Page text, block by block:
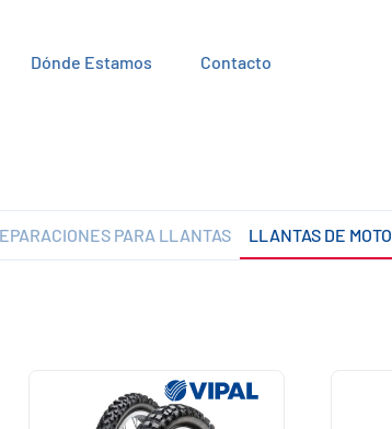
Dónde Estamos Contacto
PARA LLANTAS LLANTAS DE MOTO